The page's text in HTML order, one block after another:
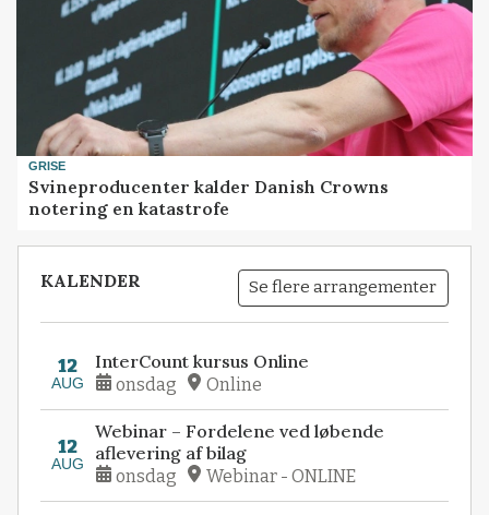
GRISE
Svineproducenter kalder Danish Crowns
notering en katastrofe
KALENDER Se flere arrangementer
12
AUG
InterCount kursus Online
onsdag Online
12
AUG
Webinar – Fordelene ved løbende
aflevering af bilag
onsdag Webinar - ONLINE